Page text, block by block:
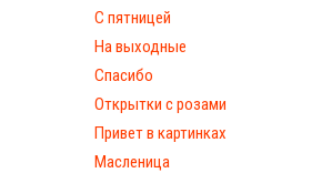
С пятницей
На выходные
Спасибо
Открытки с розами
Привет в картинках
Масленица